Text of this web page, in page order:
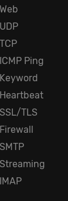
Web
UDP
TCP
ICMP Ping
Keyword
Heartbeat
SSL/TLS
Firewall
SMTP
Streaming
IMAP